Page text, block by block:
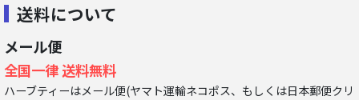
送料について
メール便
全国一律 送料無料
ハーブティーはメール便(ヤマト運輸ネコポス、もしくは日本郵便クリ